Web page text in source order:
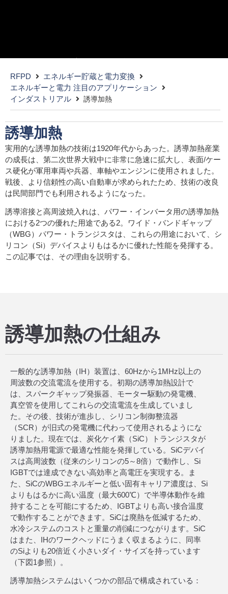
い。
ワイドバンドギャップ（WBG）デバイスに最適化
RFPD
エネルギー貯蔵と電力変換
エネルギーと電力 注目のアプリケーション
インダストリアル
誘導加熱
誘導加熱
実用的な誘導加熱の技術は1920年代からあった。誘導加熱産業
の成長は、第二次世界大戦中に非常に急速に拡大し、表面/ケー
ス硬化が軍用車両や兵器、車軸やエンジンに使用されました。
戦後、より信頼性の高い自動車が求められたため、技術の改良
は民間部門でも利用されるようになった。
誘導溶接と高周波焼入れは、パワー・インバータ用の誘導加熱
における2つの優れた用途である2。ワイド・バンドギャップ
（WBG）パワー・トランジスタは、これらの用途において、シ
リコン（Si）デバイスよりもはるかに優れた性能を発揮する。
この記事では、その理由を説明する。
誘導加熱の仕組み
一般的な誘導加熱（IH）装置は、60Hzから1MHz以上の
周波数の交流電流を使用する。初期の誘導加熱設計で
は、スパークギャップ発振器、モーター駆動の発電機、
真空管を使用してこれらの交流電流を生成していまし
た。その後、技術が進歩し、シリコン制御整流器
（SCR）が旧式の発電機に代わって使用されるようにな
りました。現在では、炭化ケイ素（SiC）トランジスタが
誘導加熱用電源で最適な性能を発揮している。SiCデバイ
スは高周波数（従来のシリコンの5～8倍）で動作し、Si
IGBTでは達成できない高効率と高電圧を実現する。ま
た、SiCのWBGエネルギーと低い固有キャリア濃度は、Si
よりもはるかに高い温度（最大600℃）で半導体動作を維
持することを可能にするため、IGBTよりも高い接合温度
で動作することができます。SiCは廃熱を低減するため、
水冷システムのコストと重量の削減につながります。SiC
はまた、IHのワークヘッドにうまく収まるように、同率
のSiよりも20倍近く小さいダイ・サイズを持っています
（下図1参照）。
誘導加熱システムはいくつかの部品で構成されている：